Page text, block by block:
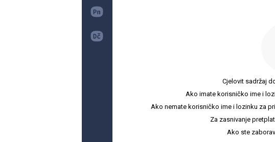
Cjelovit sadržaj
Ako imate korisničko ime i
Ako nemate korisničko ime i lozinku za
Za zasnivanje
Ako ste